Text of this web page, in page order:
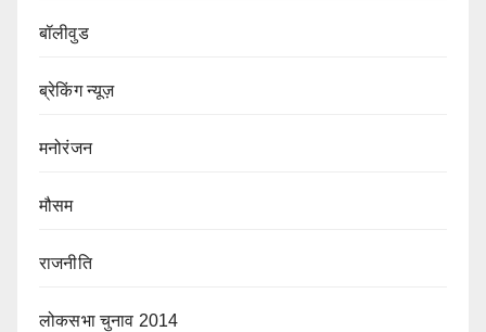
बॉलीवुड
ब्रेकिंग न्यूज़
मनोरंजन
मौसम
राजनीति
लोकसभा चुनाव 2014